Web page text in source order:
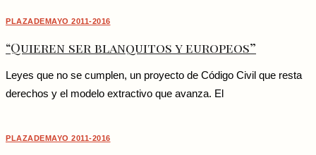
PLAZADEMAYO 2011-2016
“Quieren ser blanquitos y europeos”
Leyes que no se cumplen, un proyecto de Código Civil que resta
derechos y el modelo extractivo que avanza. El
PLAZADEMAYO 2011-2016